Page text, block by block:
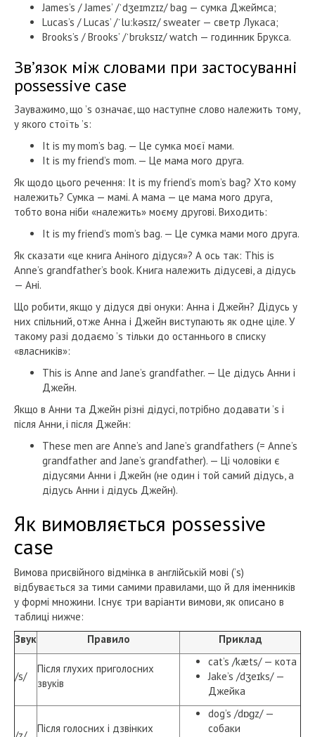
James’s / James’ /ˈdʒeɪmzɪz/ bag — сумка Джеймса;
Lucas’s / Lucas’ /ˈluːkəsɪz/ sweater — светр Лукаса;
Brooks’s / Brooks’ /ˈbrʊksɪz/ watch — годинник Брукса.
Зв’язок між словами при застосуванні
possessive case
Зауважимо, що ’s означає, що наступне слово належить тому,
у якого стоїть ’s:
It is my mom’s bag. — Це сумка моєї мами.
It is my friend’s mom. — Це мама мого друга.
Як щодо цього речення: It is my friend’s mom’s bag? Хто кому
належить? Сумка — мамі. А мама — це мама мого друга,
тобто вона ніби «належить» моєму другові. Виходить:
It is my friend’s mom’s bag. — Це сумка мами мого друга.
Як сказати «це книга Аніного дідуся»? А ось так: This is
Anne’s grandfather’s book. Книга належить дідусеві, а дідусь
— Ані.
Що робити, якщо у дідуся дві онуки: Анна і Джейн? Дідусь у
них спільний, отже Анна і Джейн виступають як одне ціле. У
такому разі додаємо ’s тільки до останнього в списку
«власників»:
This is Anne and Jane’s grandfather. — Це дідусь Анни і
Джейн.
Якщо в Анни та Джейн різні дідусі, потрібно додавати ’s і
після Анни, і після Джейн:
These men are Anne’s and Jane’s grandfathers (= Anne’s
grandfather and Jane’s grandfather). — Ці чоловіки є
дідусями Анни і Джейн (не один і той самий дідусь, а
дідусь Анни і дідусь Джейн).
Як вимовляється possessive
case
Вимова присвійного відмінка в англійській мові (’s)
відбувається за тими самими правилами, що й для іменників
у формі множини. Існує три варіанти вимови, як описано в
таблиці нижче:
Звук
Правило Приклад
/s/
Після глухих приголосних
звуків
cat’s /kæts/ — кота
Jake’s /dʒeɪks/ —
Джейка
Після голосних і дзвінких
dog’s /dɒɡz/ —
собаки